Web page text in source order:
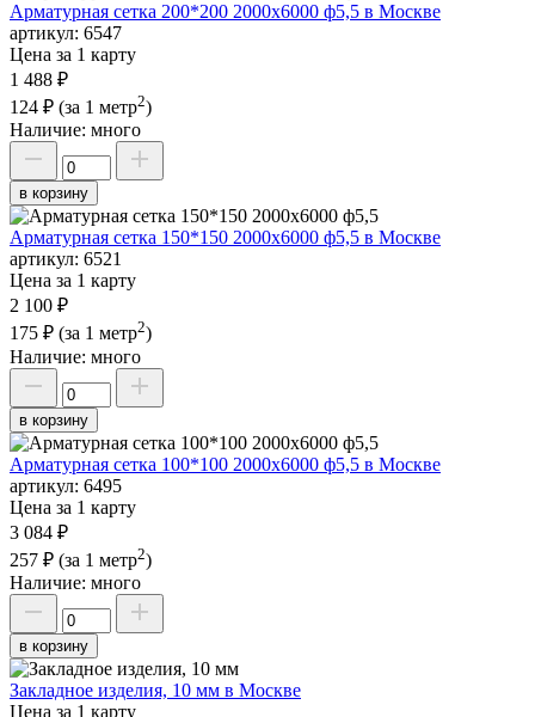
Арматурная сетка 200*200 2000х6000 ф5,5 в Москве
артикул: 6547
Цена за 1 карту
1 488 ₽
124 ₽ (за 1 метр2)
Наличие: много
в корзину
Арматурная сетка 150*150 2000х6000 ф5,5 в Москве
артикул: 6521
Цена за 1 карту
2 100 ₽
175 ₽ (за 1 метр2)
Наличие: много
в корзину
Арматурная сетка 100*100 2000х6000 ф5,5 в Москве
артикул: 6495
Цена за 1 карту
3 084 ₽
257 ₽ (за 1 метр2)
Наличие: много
в корзину
Закладное изделия, 10 мм в Москве
Цена за 1 карту